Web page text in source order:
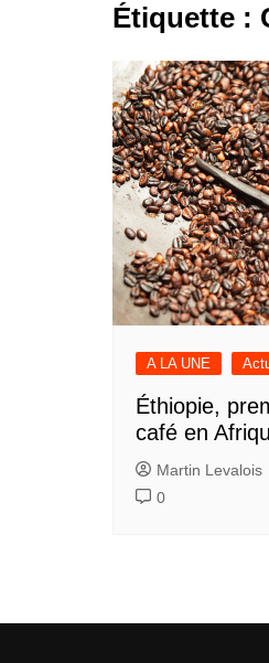
Étiquette :
A LA UNE
Éthiopie,
café en
Martin Levalois
0